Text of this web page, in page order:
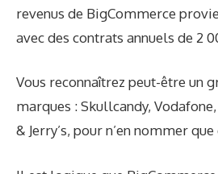
revenus de BigCommerce
avec des contrats annuels de 2
Vous reconnaîtrez peut-être un
marques : Skullcandy,
& Jerry’s, pour n’en nommer